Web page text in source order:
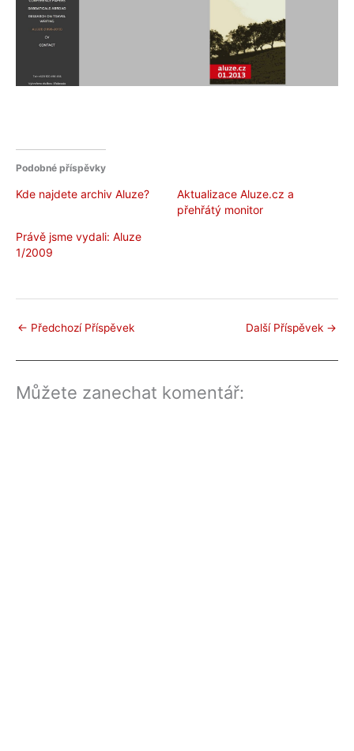
Podobné příspěvky
Kde najdete archiv Aluze?
Aktualizace Aluze.cz a
přehřátý monitor
Právě jsme vydali: Aluze
1/2009
← Předchozí Příspěvek Další Příspěvek →
Můžete zanechat komentář: